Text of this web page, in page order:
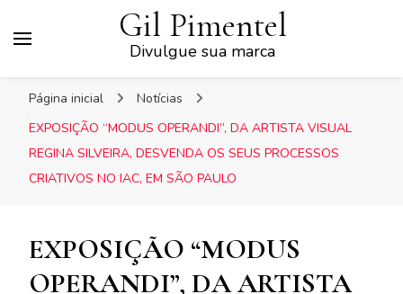
Gil Pimentel
Divulgue sua marca
Página inicial
Notícias
EXPOSIÇÃO “MODUS OPERANDI”, DA ARTISTA VISUAL
REGINA SILVEIRA, DESVENDA OS SEUS PROCESSOS
CRIATIVOS NO IAC, EM SÃO PAULO
EXPOSIÇÃO “MODUS
OPERANDI”, DA ARTISTA